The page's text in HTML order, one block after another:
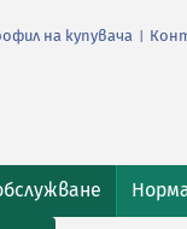
на купувача